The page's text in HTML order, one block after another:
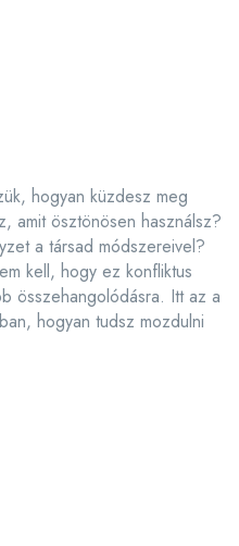
hogyan küzdesz meg
amit ösztönösen használsz?
a társad módszereivel?
kell, hogy ez konfliktus
összehangolódásra. Itt az a
hogyan tudsz mozdulni